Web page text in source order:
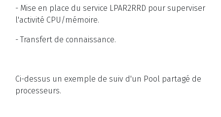
- Mise en place du service LPAR2RRD pour superviser
l'activité CPU/mémoire.
- Transfert de connaissance.
Ci-dessus un exemple de suiv d'un Pool partagé de
processeurs.